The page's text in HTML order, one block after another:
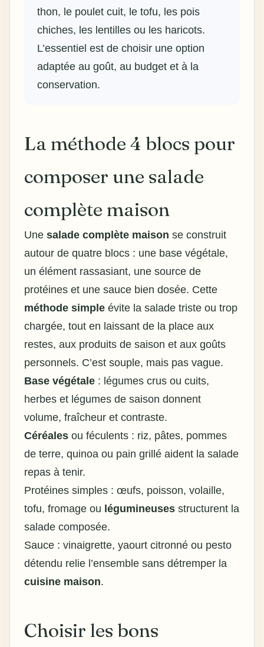
thon, le poulet cuit, le tofu, les pois
chiches, les lentilles ou les haricots.
L’essentiel est de choisir une option
adaptée au goût, au budget et à la
conservation.
La méthode 4 blocs pour
composer une salade
complète maison
Une salade complète maison se construit
autour de quatre blocs : une base végétale,
un élément rassasiant, une source de
protéines et une sauce bien dosée. Cette
méthode simple évite la salade triste ou trop
chargée, tout en laissant de la place aux
restes, aux produits de saison et aux goûts
personnels. C’est souple, mais pas vague.
Base végétale : légumes crus ou cuits,
herbes et légumes de saison donnent
volume, fraîcheur et contraste.
Céréales ou féculents : riz, pâtes, pommes
de terre, quinoa ou pain grillé aident la salade
repas à tenir.
Protéines simples : œufs, poisson, volaille,
tofu, fromage ou légumineuses structurent la
salade composée.
Sauce : vinaigrette, yaourt citronné ou pesto
détendu relie l’ensemble sans détremper la
cuisine maison.
Choisir les bons